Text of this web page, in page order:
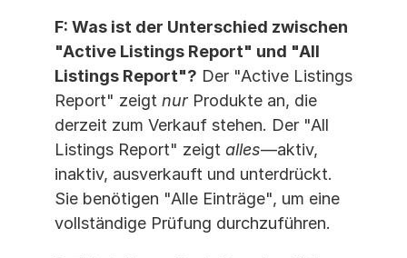
F: Was ist der Unterschied zwischen
"Active Listings Report" und "All
Listings Report"? Der "Active Listings
Report" zeigt nur Produkte an, die
derzeit zum Verkauf stehen. Der "All
Listings Report" zeigt alles—aktiv,
inaktiv, ausverkauft und unterdrückt.
Sie benötigen "Alle Einträge", um eine
vollständige Prüfung durchzuführen.